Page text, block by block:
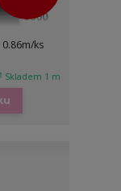
ks
Skladem 1 m